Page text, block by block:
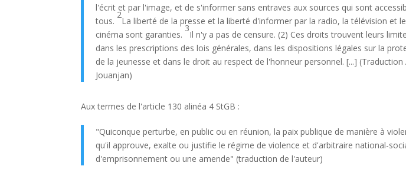
l'écrit et par l'image, et de s'informer sans entraves aux sources qui sont
tous.
2
La liberté de la presse et la liberté d'informer par la radio, la télévision et le
cinéma sont garanties.
3
Il n'y a pas de censure. (2) Ces droits trouvent leurs
dans les prescriptions des lois générales, dans les dispositions légales sur la
de la jeunesse et dans le droit au respect de l'honneur personnel. [...]
Jouanjan)
Aux termes de l'article 130 alinéa 4 StGB :
"Quiconque perturbe, en public ou en réunion, la paix publique de manière à
qu'il approuve, exalte ou justifie le régime de violence et d'arbitraire national-
d'emprisonnement ou une amende" (traduction de l'auteur)